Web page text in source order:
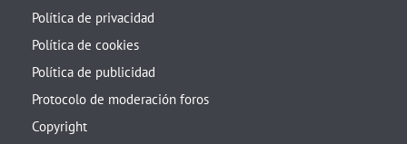
Política de privacidad
Política de cookies
Política de publicidad
Protocolo de moderación foros
Copyright